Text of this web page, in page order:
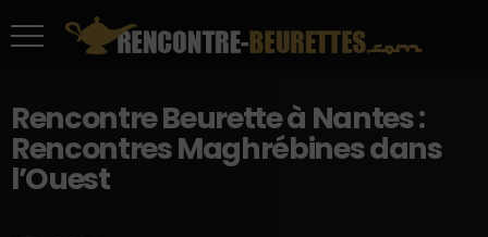
Rencontre Beurette à Nantes :
Rencontres Maghrébines dans
l’Ouest